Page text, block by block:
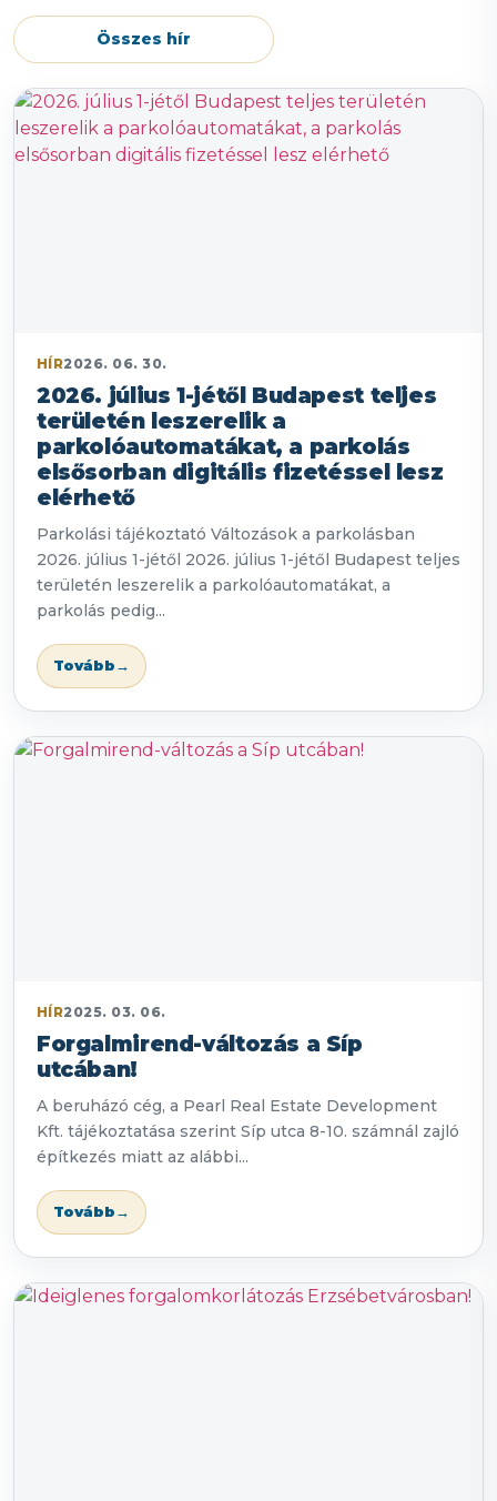
Összes hír
HÍR2026. 06. 30.
2026. július 1-jétől Budapest teljes
területén leszerelik a
parkolóautomatákat, a parkolás
elsősorban digitális fizetéssel lesz
elérhető
Parkolási tájékoztató Változások a parkolásban
2026. július 1-jétől 2026. július 1-jétől Budapest teljes
területén leszerelik a parkolóautomatákat, a
parkolás pedig...
Tovább→
HÍR2025. 03. 06.
Forgalmirend-változás a Síp
utcában!
A beruházó cég, a Pearl Real Estate Development
Kft. tájékoztatása szerint Síp utca 8-10. számnál zajló
építkezés miatt az alábbi...
Tovább→